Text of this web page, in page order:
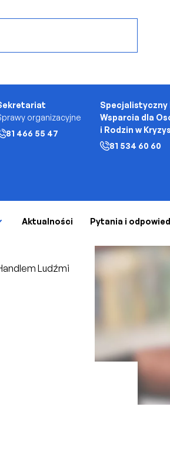
organizacyjne
81 466 55 47
Specjalistyczny
Wsparcia dla
i Rodzin w
81 534 60 60
Aktualności Pytania i
Ludźmi